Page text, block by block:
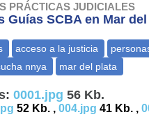
PRÁCTICAS JUDICIALES
Guías SCBA en Mar
0001.jpg 56 Kb.
52 Kb. ,004.jpg 41 Kb. ,